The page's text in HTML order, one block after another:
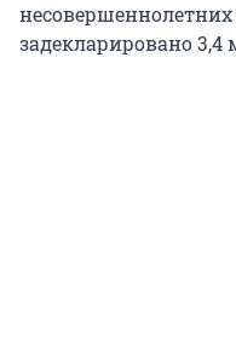
несовершеннолетних
задекларировано 3,4